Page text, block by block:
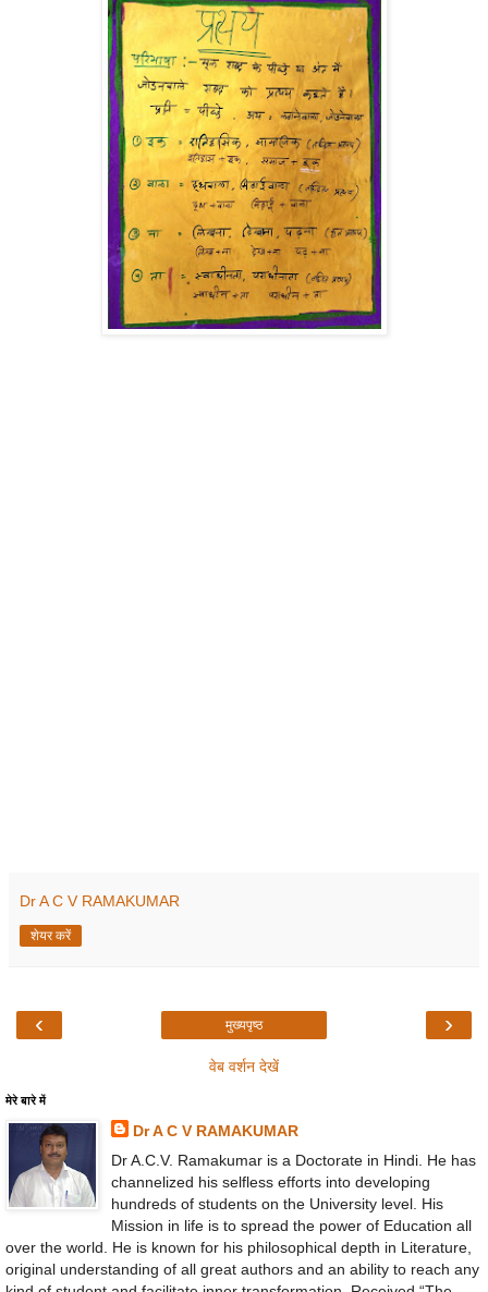
Dr A C V RAMAKUMAR
शेयर करें
‹ ›
मुख्यपृष्ठ
वेब वर्शन देखें
मेरे बारे में
Dr A C V RAMAKUMAR
Dr A.C.V. Ramakumar is a Doctorate in Hindi. He has
channelized his selfless efforts into developing
hundreds of students on the University level. His
Mission in life is to spread the power of Education all
over the world. He is known for his philosophical depth in Literature,
original understanding of all great authors and an ability to reach any